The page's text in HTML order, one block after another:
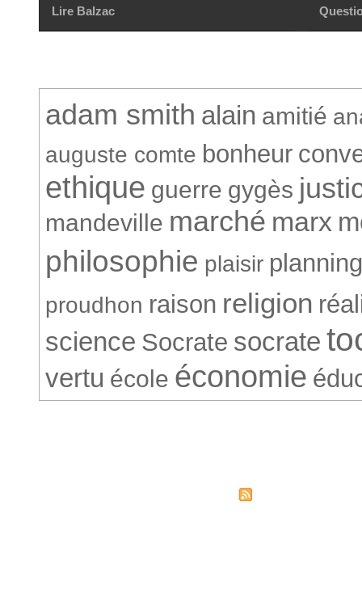
Lire Balzac
adam smith alain amitié
auguste comte bonheur
ethique guerre gygès
mandeville marché marx
philosophie plaisir planning
proudhon raison religion
science Socrate socrate
vertu école économie